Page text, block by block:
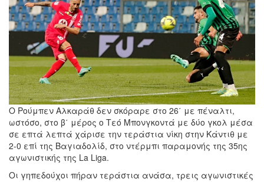
Ο Ρούμπεν Αλκαράθ δεν σκόραρε στο 26΄ με πέναλτι,
ωστόσο, στο β΄ μέρος ο Τεό Μπονγκοντά με δύο γκολ μέσα
σε επτά λεπτά χάρισε την τεράστια νίκη στην Κάντιθ με
2-0 επί της Βαγιαδολίδ, στο ντέρμπι παραμονής της 35ης
αγωνιστικής της La Liga.
Οι γηπεδούχοι πήραν τεράστια ανάσα, τρεις αγωνιστικές